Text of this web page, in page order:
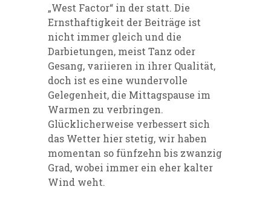
„West Factor“ in der statt. Die
Ernsthaftigkeit der Beiträge ist
nicht immer gleich und die
Darbietungen, meist Tanz oder
Gesang, variieren in ihrer Qualität,
doch ist es eine wundervolle
Gelegenheit, die Mittagspause im
Warmen zu verbringen.
Glücklicherweise verbessert sich
das Wetter hier stetig, wir haben
momentan so fünfzehn bis zwanzig
Grad, wobei immer ein eher kalter
Wind weht.